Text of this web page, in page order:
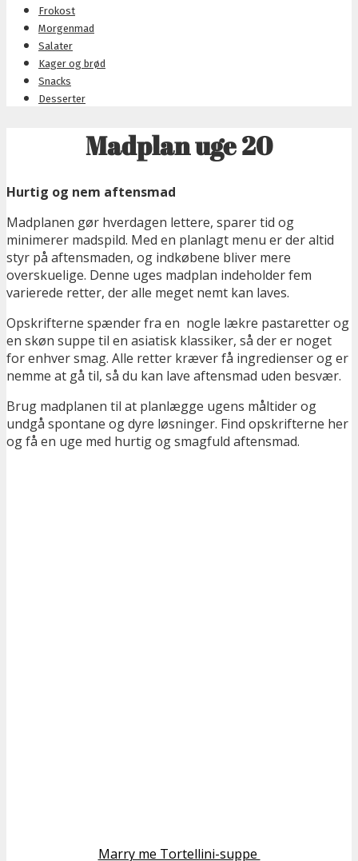
Frokost
Morgenmad
Salater
Kager og brød
Snacks
Desserter
Madplan uge 20
Hurtig og nem aftensmad
Madplanen gør hverdagen lettere, sparer tid og
minimerer madspild. Med en planlagt menu er der altid
styr på aftensmaden, og indkøbene bliver mere
overskuelige. Denne uges madplan indeholder fem
varierede retter, der alle meget nemt kan laves.
Opskrifterne spænder fra en nogle lækre pastaretter og
en skøn suppe til en asiatisk klassiker, så der er noget
for enhver smag. Alle retter kræver få ingredienser og er
nemme at gå til, så du kan lave aftensmad uden besvær.
Brug madplanen til at planlægge ugens måltider og
undgå spontane og dyre løsninger. Find opskrifterne her
og få en uge med hurtig og smagfuld aftensmad.
Marry me Tortellini-suppe